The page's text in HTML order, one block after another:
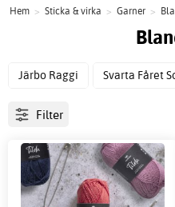
Hem > Sticka & virka > Garner >
Järbo Raggi Svarta Fåret
Filter